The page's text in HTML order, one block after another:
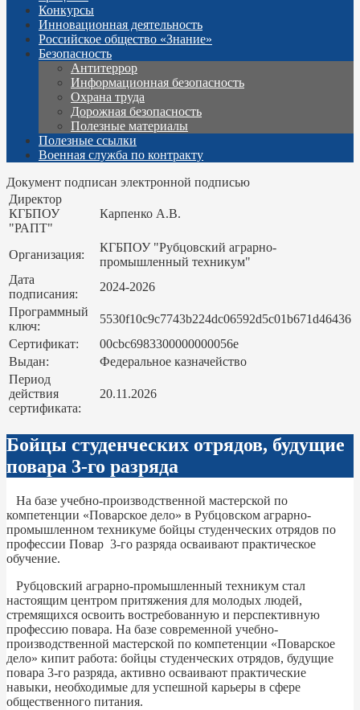
Конкурсы
Инновационная деятельность
Российское общество «Знание»
Безопасность
Антитеррор
Информационная безопасность
Охрана труда
Дорожная безопасность
Полезные материалы
Полезные ссылки
Военная служба по контракту
Документ подписан электронной подписью
Директор
КГБПОУ
"РАПТ"
Карпенко А.В.
Организация:
КГБПОУ "Рубцовский аграрно-
промышленный техникум"
Дата
подписания:
2024-2026
Программный
ключ:
5530f10c9c7743b224dc06592d5c01b671d46436
Сертификат:
00cbc6983300000000056e
Выдан:
Федеральное казначейство
Период
действия
сертификата:
20.11.2026
Бойцы студенческих отрядов, будущие
повара 3-го разряда
На базе учебно-производственной мастерской по
компетенции «Поварское дело» в Рубцовском аграрно-
промышленном техникуме бойцы студенческих отрядов по
профессии Повар 3-го разряда осваивают практическое
обучение.
Рубцовский аграрно-промышленный техникум стал
настоящим центром притяжения для молодых людей,
стремящихся освоить востребованную и перспективную
профессию повара. На базе современной учебно-
производственной мастерской по компетенции «Поварское
дело» кипит работа: бойцы студенческих отрядов, будущие
повара 3-го разряда, активно осваивают практические
навыки, необходимые для успешной карьеры в сфере
общественного питания.